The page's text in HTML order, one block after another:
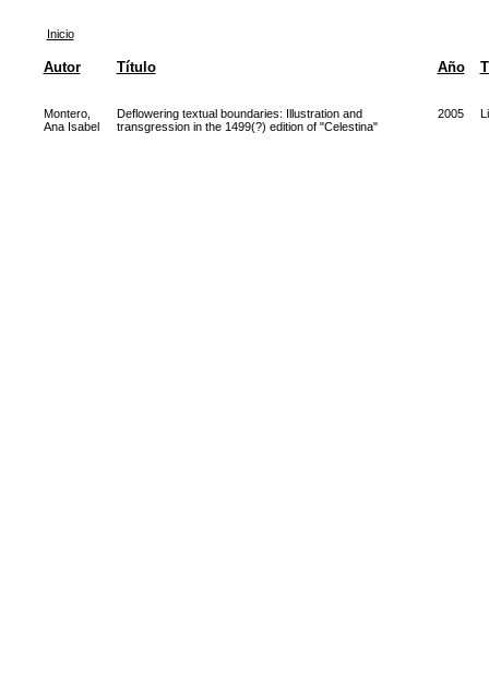
Inicio
Autor Título Año
Montero,
Ana Isabel
Deflowering textual boundaries: Illustration and
transgression in the 1499(?) edition of "Celestina"
2005